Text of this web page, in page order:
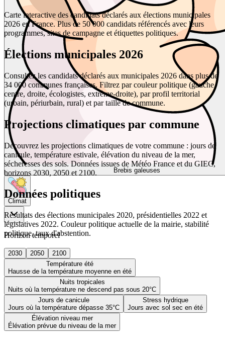
Brebis galeuses
Climat
Horizon temporel
2030 2050
2100
Température été
Hausse de la température moyenne en été
Nuits tropicales
Nuits où la température ne descend pas sous 20°C
Jours de canicule
Jours où la température dépasse 35°C
Stress hydrique
Jours avec sol sec en été
Élévation niveau mer
Élévation prévue du niveau de la mer
Carte interactive des candidats déclarés aux élections municipales
2026 en France. Plus de 50 000 candidats référencés avec leurs
programmes, sites de campagne et étiquettes politiques.
Élections municipales 2026
Consultez les candidats déclarés aux municipales 2026 dans plus de
34 000 communes françaises. Filtrez par couleur politique (gauche,
centre, droite, écologistes, extrême-droite), par profil territorial
(urbain, périurbain, rural) et par taille de commune.
Projections climatiques par commune
Découvrez les projections climatiques de votre commune : jours de
canicule, température estivale, élévation du niveau de la mer,
sécheresses des sols. Données issues de Météo France et du GIEC,
horizons 2030, 2050 et 2100.
Données politiques
Résultats des élections municipales 2020, présidentielles 2022 et
législatives 2022. Couleur politique actuelle de la mairie, stabilité
politique, taux d'abstention.